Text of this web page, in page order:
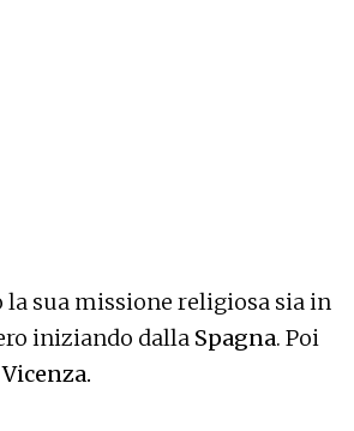
la sua missione religiosa sia in
iniziando dalla Spagna. Poi